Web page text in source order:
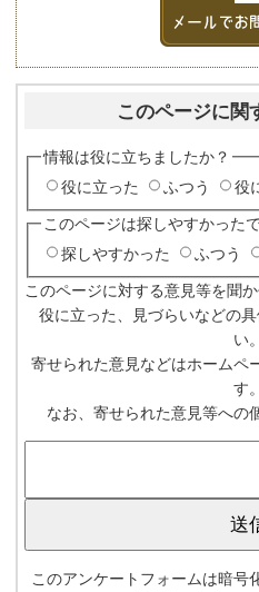
令和5年度
このページに関
情報は役に立ちましたか？
役に立った
ふつう 役
このページは探しやすかった
探しやすかった
ふつう
このページに対する意見等を聞か
役に立った、見づらいなどの
い。
寄せられた意見などはホームペ
す。
なお、寄せられた意見等への
このアンケートフォームは暗号